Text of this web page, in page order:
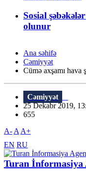
Sosial
olunur
Ana səhifə
Cəmiyyət
Cümə axşamı hava
Cəmiyyət
25 Dekabr 2019,
655
A- A A+
EN RU
Turan İnformasiya